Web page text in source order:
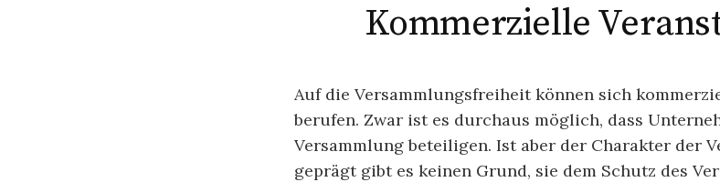
Kommerzielle
Auf die Versammlungsfreiheit können sich
berufen. Zwar ist es durchaus möglich, dass
Versammlung beteiligen. Ist aber der Charakter der
geprägt gibt es keinen Grund, sie dem Schutz des